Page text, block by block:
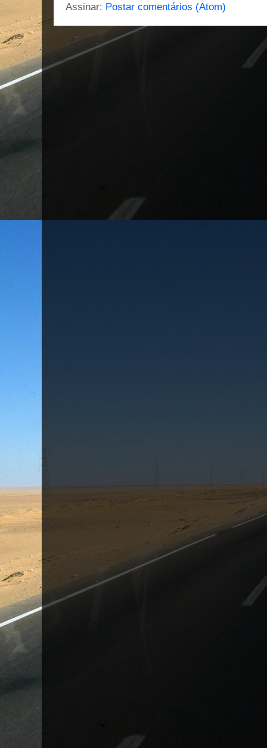
Assinar: Postar comentários (Atom)